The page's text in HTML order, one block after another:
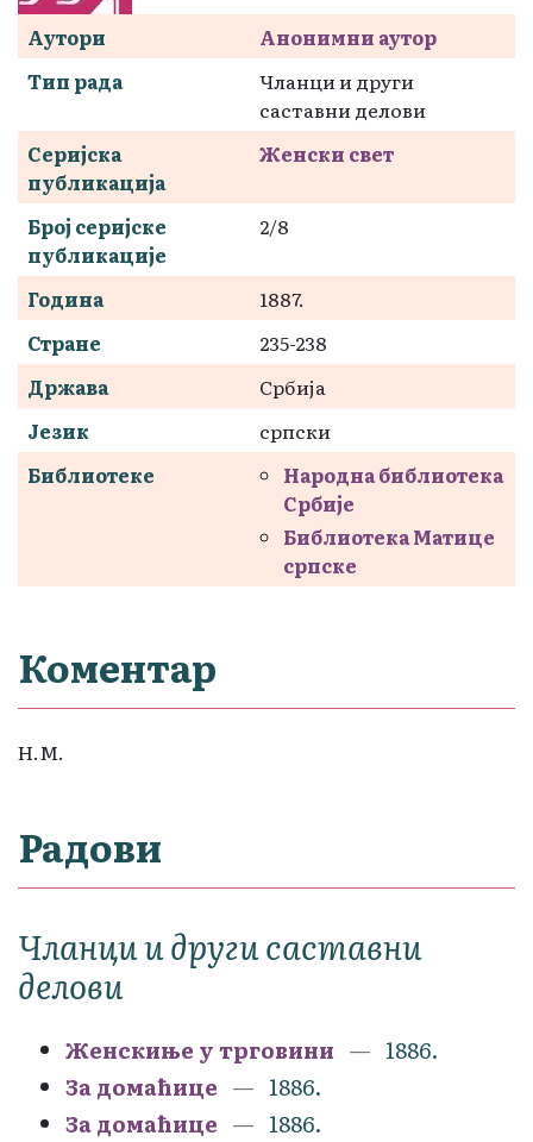
Аутори
Анонимни аутор
Тип рада
Чланци и други
саставни делови
Серијска
публикација
Женски свет
Број серијске
публикације
2/8
Година
1887.
Стране
235-238
Држава
Србија
Језик
српски
Библиотеке
Народна библиотека
Србије
Библиотека Матице
српске
Коментар
Н.М.
Радови
Чланци и други саставни
делови
Женскиње у трговини
1886.
За домаћице
1886.
За домаћице
1886.